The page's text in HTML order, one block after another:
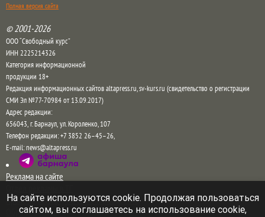
Полная версия сайта
© 2001-2026
ООО “Свободный курс”
ИНН 2225214326
Категория информационной
продукции 18+
Редакция информационных сайтов altapress.ru, sv-kurs.ru (свидетельство о регистрации
СМИ Эл №77-70984 от 13.09.2017)
Адрес редакции:
656043,г. Барнаул,ул. Короленко, 107
Телефон редакции:+7 3852 26–45–26,
E-mail:news@altapress.ru
Реклама на сайте
Прайс на рекламу на сайте и в соцсетях
Обратная связь
На сайте используются cookie. Продолжая пользоваться
сайтом, вы соглашаетесь на использование cookie,